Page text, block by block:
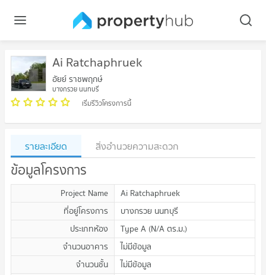
Ai Ratchaphruek
อัยย์ ราชพฤกษ์
บางกรวย นนทบุรี
เริ่มรีวิวโครงการนี้
รายละเอียด สิ่งอำนวยความสะดวก
ข้อมูลโครงการ
Project Name
Ai Ratchaphruek
ที่อยู่โครงการ
บางกรวย นนทบุรี
ประเภทห้อง
Type A (N/Aตร.ม.)
จำนวนอาคาร
ไม่มีข้อมูล
จำนวนชั้น
ไม่มีข้อมูล